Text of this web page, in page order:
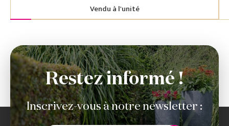
Vendu à l'unité
Restez informé !
Inscrivez-vous à notre newsletter :